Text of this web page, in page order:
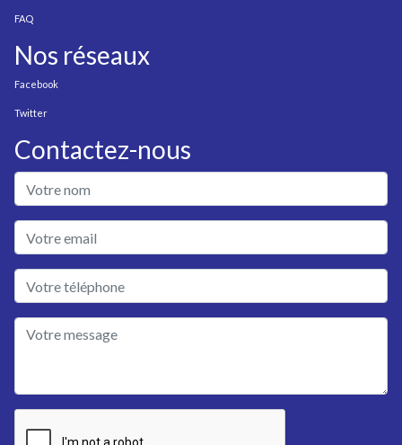
FAQ
Nos réseaux
Facebook
Twitter
Contactez-nous